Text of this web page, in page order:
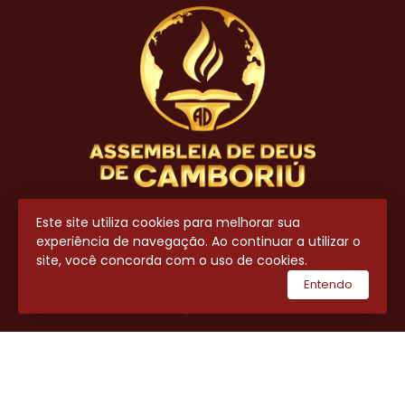
Este site utiliza cookies para melhorar sua
experiência de navegação. Ao continuar a utilizar o
site, você concorda com o uso de cookies.
Entendo
Contato
(47) 3404-8700